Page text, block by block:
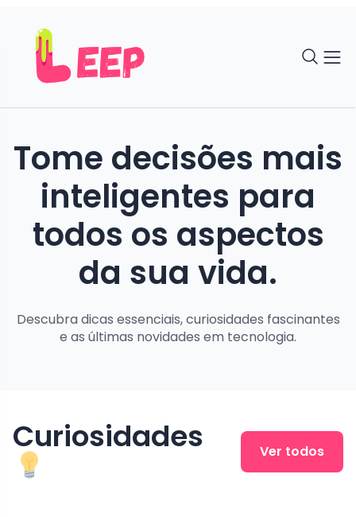
Tome decisões mais
inteligentes para
todos os aspectos
da sua vida.
Descubra dicas essenciais, curiosidades fascinantes
e as últimas novidades em tecnologia.
Curiosidades Ver todos